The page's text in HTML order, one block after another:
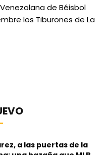
de Béisbol
los Tiburones de La
a las puertas de la